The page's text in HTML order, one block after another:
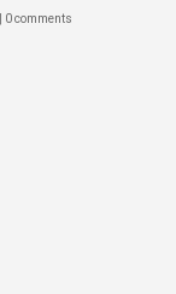
0 comments